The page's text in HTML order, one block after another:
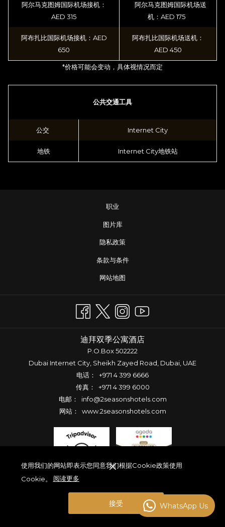
使用我们的网站即表示您同意我们根据Cookie政策使用
Cookie。
阅读更多
接受
阿尔马克图姆国际机场接机：
AED 315
阿尔马克图姆国际机场送
机：AED 175
阿布扎比国际机场接机：AED
650
阿布扎比国际机场送机：
AED 450
*价格可能会变动，具体视情况而定
公共交通工具
公交 Internet City
地铁 Internet City地铁站
职业
图片库
隐私政策
条款与条件
网站地图
迪拜双季公寓酒店
P.O.Box 502222
Dubai Internet City, Sheikh Zayed Road, Dubai, UAE
电话： +971 4 399 6666
传真： +971 4 399 6000
电邮： info@2seasonshotels.com
网站： www.2seasonshotels.com
上一页
Travelclick 版权所有
WhatsApp Us